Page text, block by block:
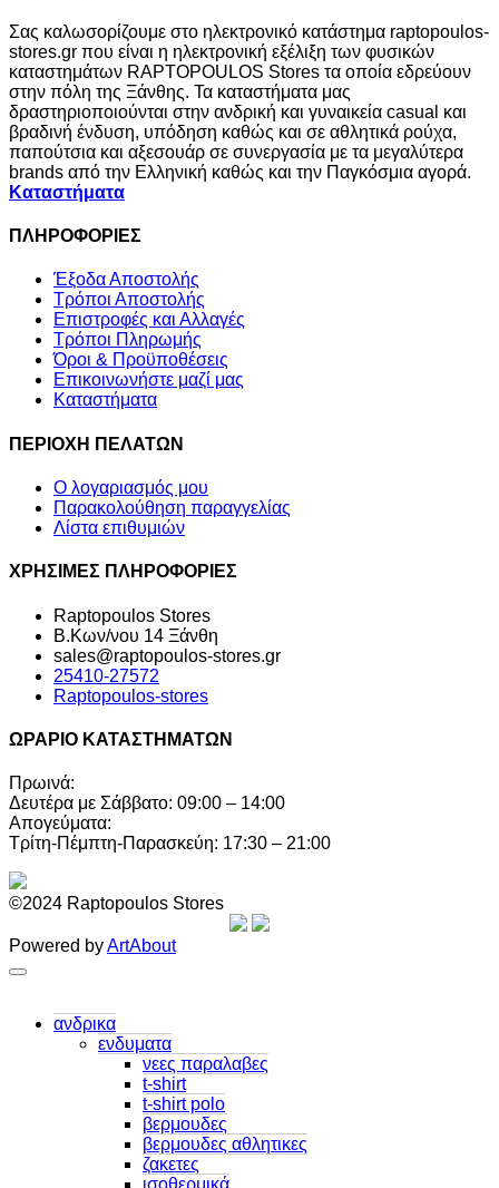
Σας καλωσορίζουμε στο ηλεκτρονικό κατάστημα raptopoulos-
stores.gr που είναι η ηλεκτρονική εξέλιξη των φυσικών
καταστημάτων RAPTOPOULOS Stores τα οποία εδρεύουν
στην πόλη της Ξάνθης. Τα καταστήματα μας
δραστηριοποιούνται στην ανδρική και γυναικεία casual και
βραδινή ένδυση, υπόδηση καθώς και σε αθλητικά ρούχα,
παπούτσια και αξεσουάρ σε συνεργασία με τα μεγαλύτερα
brands από την Ελληνική καθώς και την Παγκόσμια αγορά.
Καταστήματα
ΠΛΗΡΟΦΟΡΙΕΣ
Έξοδα Αποστολής
Τρόποι Αποστολής
Επιστροφές και Αλλαγές
Τρόποι Πληρωμής
Όροι & Προϋποθέσεις
Επικοινωνήστε μαζί μας
Καταστήματα
ΠΕΡΙΟΧΗ ΠΕΛΑΤΩΝ
Ο λογαριασμός μου
Παρακολούθηση παραγγελίας
Λίστα επιθυμιών
ΧΡΗΣΙΜΕΣ ΠΛΗΡΟΦΟΡΙΕΣ
Raptopoulos Stores
Β.Κων/νου 14 Ξάνθη
sales@raptopoulos-stores.gr
25410-27572
Raptopoulos-stores
ΩΡΑΡΙΟ ΚΑΤΑΣΤΗΜΑΤΩΝ
Πρωινά:
Δευτέρα με Σάββατο: 09:00 – 14:00
Απογεύματα:
Τρίτη-Πέμπτη-Παρασκεύη: 17:30 – 21:00
©2024 Raptopoulos Stores
Powered byArtAbout
ανδρικα
ενδυματα
νεες παραλαβες
t-shirt
t-shirt polo
βερμουδες
βερμουδες αθλητικες
ζακετες
ισοθερμικά